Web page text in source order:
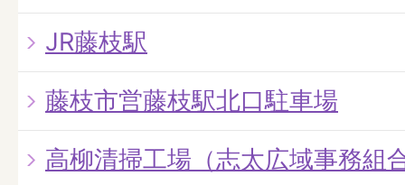
JR藤枝駅
藤枝市営藤枝駅北口駐車場
高柳清掃工場（志太広域事務組